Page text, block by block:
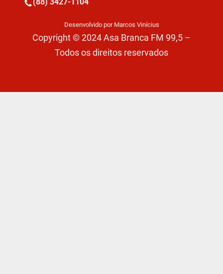
Desenvolvido por Marcos Vinícius
Copyright © 2024 Asa Branca FM 99,5 –
Todos os direitos reservados